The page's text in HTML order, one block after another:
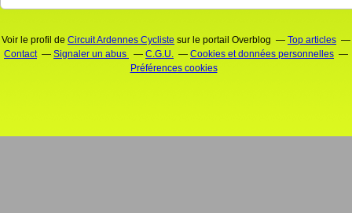
Voir le profil de Circuit Ardennes Cycliste sur le portail Overblog
Top articles
Contact
Signaler un abus C.G.U.
Cookies et données personnelles
Préférences cookies